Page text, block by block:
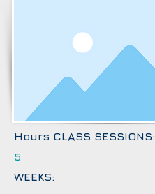
Hours CLASS SESSIONS:
5
WEEKS: